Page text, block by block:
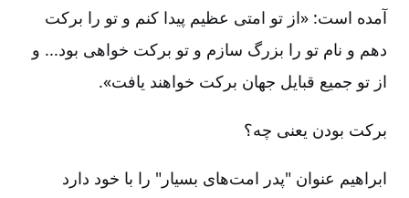
آمده است: «از تو امتی عظیم پیدا کنم و تو را برکت
دهم و نام تو را بزرگ سازم و تو برکت خواهی بود... و
از تو جمیع قبایل جهان برکت خواهند یافت».
برکت بودن یعنی چه؟
ابراهیم عنوان "پدر امت‌های بسیار" را با خود دارد